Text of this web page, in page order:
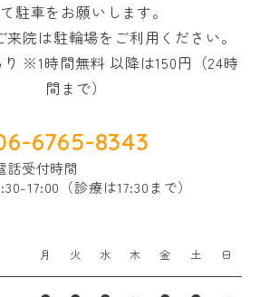
駐車をお願いします。
来院は駐輪場をご利用ください。
り ※1時間無料 以降は150円（24時
間まで）
6765-8343
話受付時間
17:00（診療は17:30まで）
月 火 水 木 金 土 日